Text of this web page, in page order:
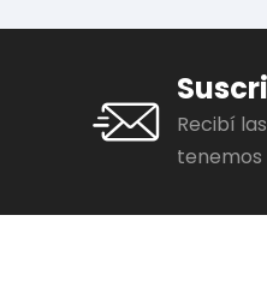
Recibí
tenemos